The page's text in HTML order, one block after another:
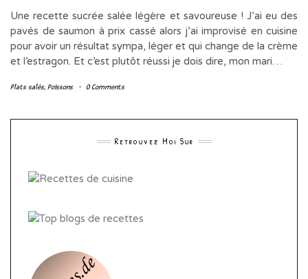
Une recette sucrée salée légère et savoureuse ! J’ai eu des
pavés de saumon à prix cassé alors j’ai improvisé en cuisine
pour avoir un résultat sympa, léger et qui change de la crème
et l’estragon. Et c’est plutôt réussi je dois dire, mon mari…
Plats salés, Poissons - 0 Comments
Retrouvez Moi Sur